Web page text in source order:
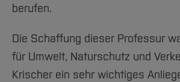
berufen.
Die Schaffung dieser Professur
für Umwelt, Naturschutz und
Krischer ein sehr wichtiges